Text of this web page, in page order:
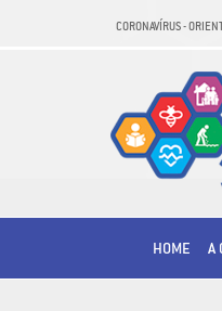
CORONAVÍRUS -
HOME A